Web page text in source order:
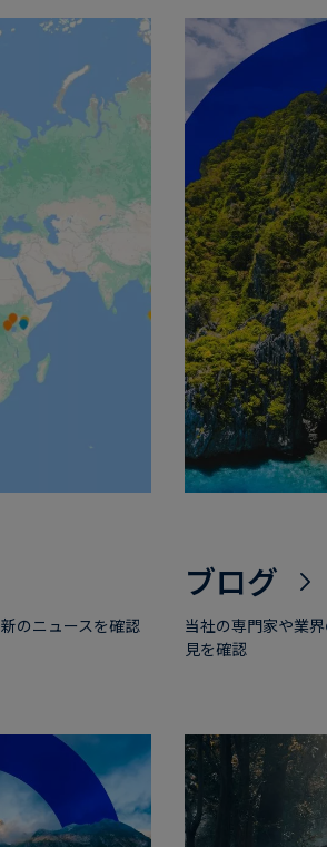
のニュースを確認
ブログ
当社の専門家や業
見を確認